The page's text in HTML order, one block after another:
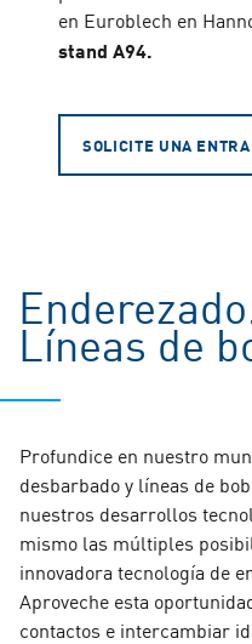
en Euroblech en
stand A94.
SOLICITE UNA
Líneas de
Profundice en nuestro
desbarbado y líneas de
nuestros desarrollos
mismo las múltiples
innovadora tecnología de
Aproveche esta
contactos e intercambiar